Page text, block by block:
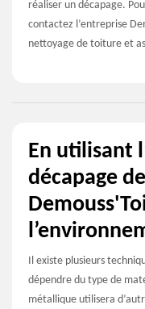
réaliser un décapage.
contactez l’entreprise
nettoyage de toiture et
En utilisant
décapage
Il existe plusieurs
dépendre du type de
métallique utilisera